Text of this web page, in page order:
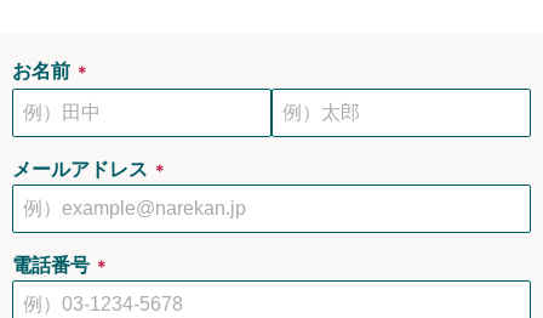
お名前 ＊
メールアドレス ＊
電話番号 ＊